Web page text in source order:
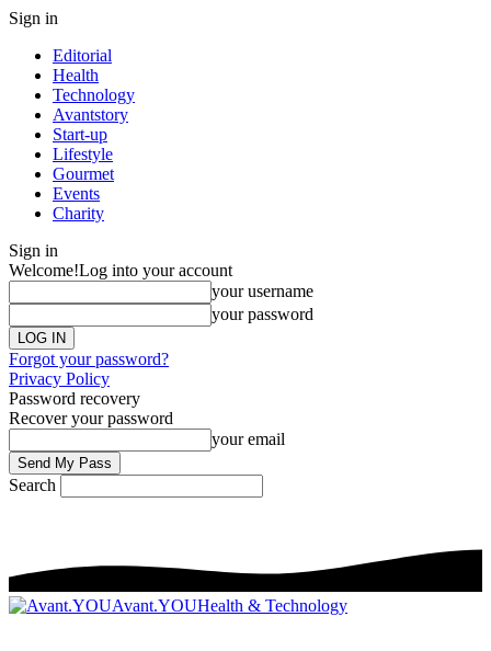
Sign in
Editorial
Health
Technology
Avantstory
Start-up
Lifestyle
Gourmet
Events
Charity
Sign in
Welcome!Log into your account
your username
your password
Forgot your password?
Privacy Policy
Password recovery
Recover your password
your email
Search
Avant.YOUHealth & Technology